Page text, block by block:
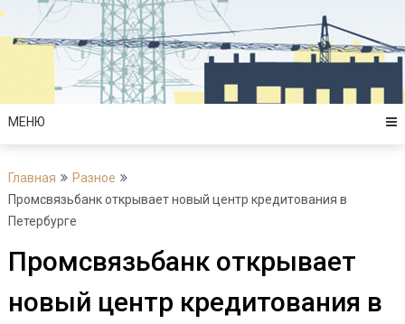
Перейти
содержимому
МЕНЮ
Главная
Разное
Промсвязьбанк открывает новый центр кредитования в
Петербурге
Промсвязьбанк открывает
новый центр кредитования в